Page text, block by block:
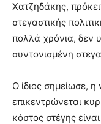
you
the
meaning
of
pain.
hd
Χατζηδάκης,
στεγαστικής
πολλά χρόνια, δεν
συντονισμένη
Ο ίδιος σημείωσε, η
επικεντρώνεται
κόστος στέγης